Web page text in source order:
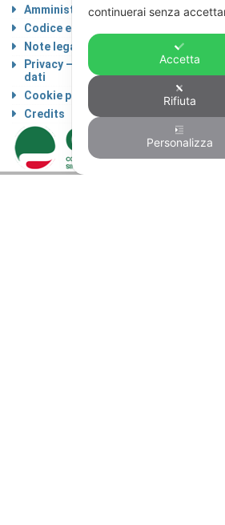
Amministrazione trasparente
Codice etico
Note legali
Privacy – Informativa sul trattamento
dati
Cookie policy
Credits
continuerai senza
Accetta
Rifiuta
Personalizza